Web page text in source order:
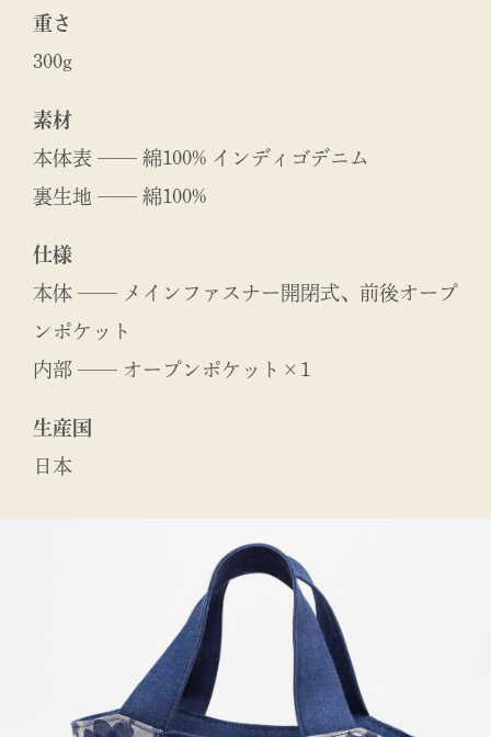
重さ
300g
素材
本体表 ── 綿100% インディゴデニム
裏生地 ── 綿100%
仕様
本体 ── メインファスナー開閉式、前後オープ
ンポケット
内部 ── オープンポケット×1
生産国
日本